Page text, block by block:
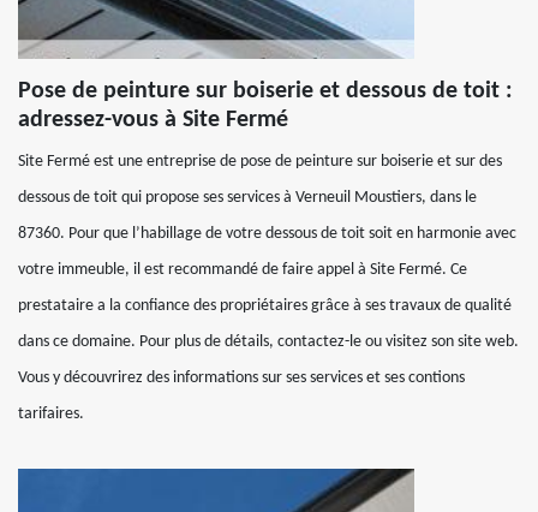
Pose de peinture sur boiserie et dessous de toit :
adressez-vous à Site Fermé
Site Fermé est une entreprise de pose de peinture sur boiserie et sur des
dessous de toit qui propose ses services à Verneuil Moustiers, dans le
87360. Pour que l’habillage de votre dessous de toit soit en harmonie avec
votre immeuble, il est recommandé de faire appel à Site Fermé. Ce
prestataire a la confiance des propriétaires grâce à ses travaux de qualité
dans ce domaine. Pour plus de détails, contactez-le ou visitez son site web.
Vous y découvrirez des informations sur ses services et ses contions
tarifaires.